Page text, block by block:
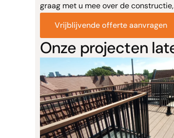
graag met u mee over de
Vrijblijvende offerte aanvragen
Onze projecten